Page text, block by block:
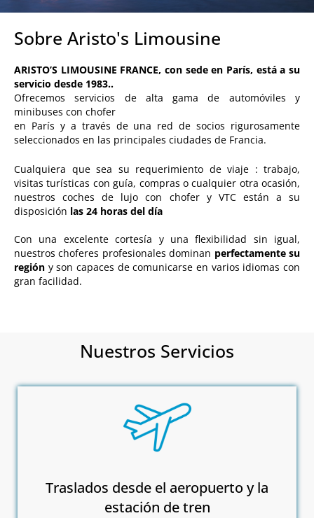
Sobre Aristo's Limousine
ARISTO’S LIMOUSINE FRANCE, con sede en París, está a su
servicio desde 1983..
Ofrecemos servicios de alta gama de automóviles y
minibuses con chofer
en París y a través de una red de socios rigurosamente
seleccionados en las principales ciudades de Francia.
Cualquiera que sea su requerimiento de viaje : trabajo,
visitas turísticas con guía, compras o cualquier otra ocasión,
nuestros coches de lujo con chofer y VTC están a su
disposición las 24 horas del día
Con una excelente cortesía y una flexibilidad sin igual,
nuestros choferes profesionales dominan perfectamente su
región y son capaces de comunicarse en varios idiomas con
gran facilidad.
Nuestros Servicios
Traslados desde el aeropuerto y la
estación de tren